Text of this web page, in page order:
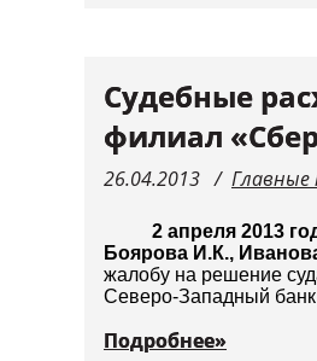
Судебные
филиал
26.04.2013 Главные
2 апреля 2013
Боярова И.К.,
жалобу на решение
Северо-Западный
Подробнее»